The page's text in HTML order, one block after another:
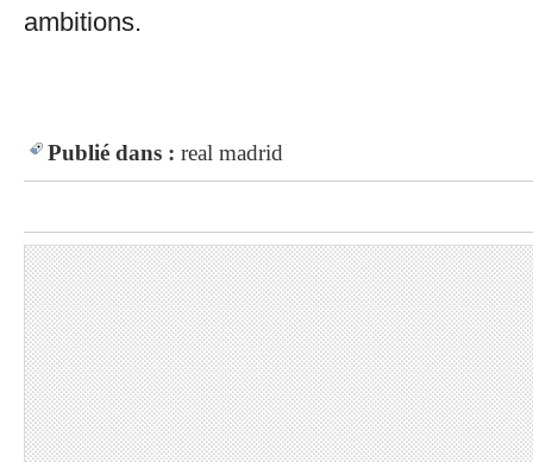
ambitions.
Publié dans : real madrid